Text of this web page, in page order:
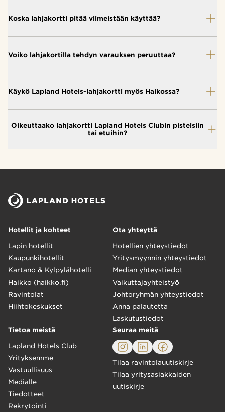
Koska lahjakortti pitää viimeistään käyttää?
Voiko lahjakortilla tehdyn varauksen peruuttaa?
Käykö Lapland Hotels-lahjakortti myös Haikossa?
Oikeuttaako lahjakortti Lapland Hotels Clubin pisteisiin
tai etuihin?
Hotellit ja kohteet
Lapin hotellit
Kaupunkihotellit
Kartano & Kylpylähotelli
Haikko (haikko.fi)
Ravintolat
Hiihtokeskukset
Ota yhteyttä
Hotellien yhteystiedot
Yritysmyynnin yhteystiedot
Median yhteystiedot
Vaikuttajayhteistyö
Johtoryhmän yhteystiedot
Anna palautetta
Laskutustiedot
Tietoa meistä
Lapland Hotels Club
Yrityksemme
Vastuullisuus
Medialle
Tiedotteet
Rekrytointi
Seuraa meitä
Tilaa ravintolauutiskirje
Tilaa yritysasiakkaiden
uutiskirje